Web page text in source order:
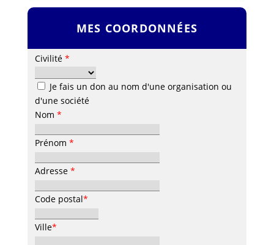
MES COORDONNÉES
Civilité *
Je fais un don au nom d'une organisation ou
d'une société
Nom *
Prénom *
Adresse *
Code postal*
Ville*